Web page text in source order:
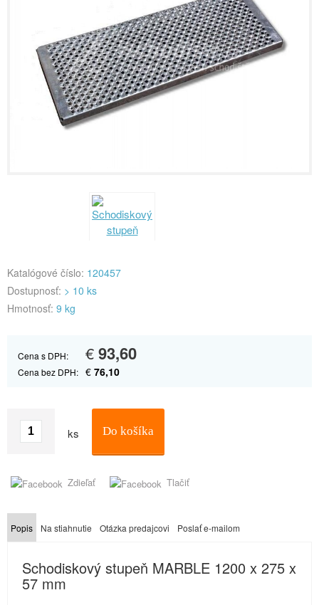
Katalógové číslo: 120457
Dostupnosť: > 10 ks
Hmotnosť: 9 kg
Cena s DPH: €93,60
Cena bez DPH: € 76,10
ks Do košíka
Zdieľať Tlačiť
Popis Na stiahnutie Otázka predajcovi Poslať e-mailom
Schodiskový stupeň MARBLE 1200 x 275 x
57 mm